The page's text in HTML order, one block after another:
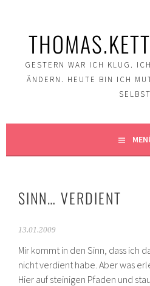
GESTERN WAR ICH KLUG.
ÄNDERN. HEUTE BIN ICH
SINN… VERDIENT
13.01.2009
Mir kommt in den Sinn, dass ich
nicht verdient habe. Aber was
Hier auf steinigen Pfaden und